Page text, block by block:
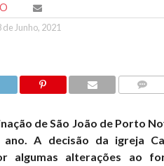
de Junho, 2021
de São João de Porto
A decisão da igreja
algumas alterações ao